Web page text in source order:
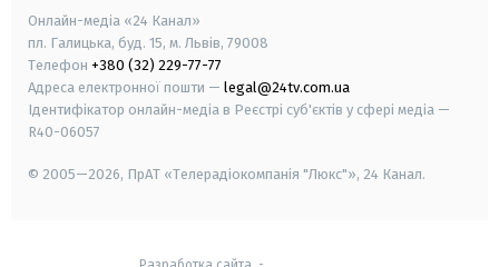
Онлайн-медіа «24 Канал»
пл. Галицька, буд. 15, м. Львів, 79008
Телефон +380 (32) 229-77-77
Адреса електронної пошти — legal@24tv.com.ua
Ідентифікатор онлайн-медіа в Реєстрі суб'єктів у сфері медіа —
R40-06057
© 2005—2026, ПрАТ «Телерадіокомпанія "Люкс"», 24 Канал.